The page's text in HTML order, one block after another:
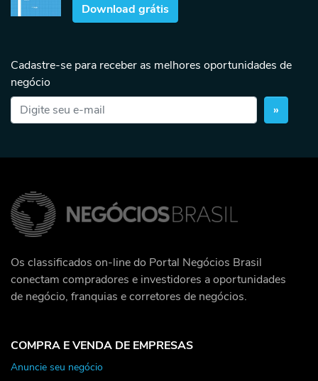
Download grátis
Cadastre-se para receber as melhores oportunidades de
negócio
»
Os classificados on-line do Portal Negócios Brasil
conectam compradores e investidores a oportunidades
de negócio, franquias e corretores de negócios.
COMPRA E VENDA DE EMPRESAS
Anuncie seu negócio